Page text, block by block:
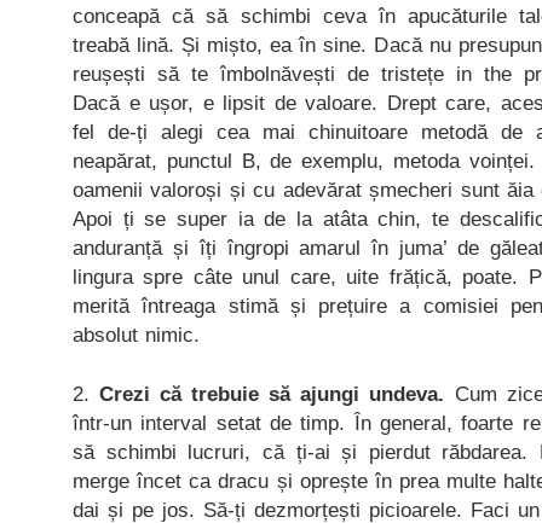
conceapă că să schimbi ceva în apucăturile
treabă lină. Și mișto, ea în sine. Dacă nu
reușești să te îmbolnăvești de tristețe in the
Dacă e ușor, e lipsit de valoare. Drept care,
fel de-ți alegi cea mai chinuitoare metodă de
neapărat, punctul B, de exemplu, metoda
oamenii valoroși și cu adevărat șmecheri sunt
Apoi ți se super ia de la atâta chin, te
anduranță și îți îngropi amarul în juma’ de
lingura spre câte unul care, uite frățică, poate.
merită întreaga stimă și prețuire a comisiei
absolut nimic.
2.Crezi că trebuie să ajungi undeva. Cum
într-un interval setat de timp. În general, foarte
să schimbi lucruri, că ți-ai și pierdut răbdarea.
merge încet ca dracu și oprește în prea multe
dai și pe jos. Să-ți dezmorțești picioarele. Faci